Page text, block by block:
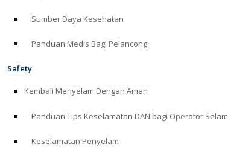
Sumber Daya Kesehatan
Panduan Medis Bagi Pelancong
Safety
Kembali Menyelam Dengan Aman
Panduan Tips Keselamatan DAN bagi Operator Selam
Keselamatan Penyelam